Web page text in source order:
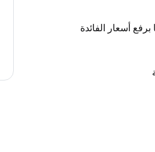
أسعار الفائدة